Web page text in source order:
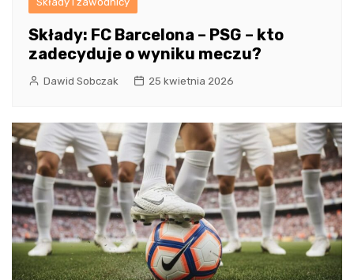
Składy: FC Barcelona – PSG – kto
zadecyduje o wyniku meczu?
Dawid Sobczak 25 kwietnia 2026